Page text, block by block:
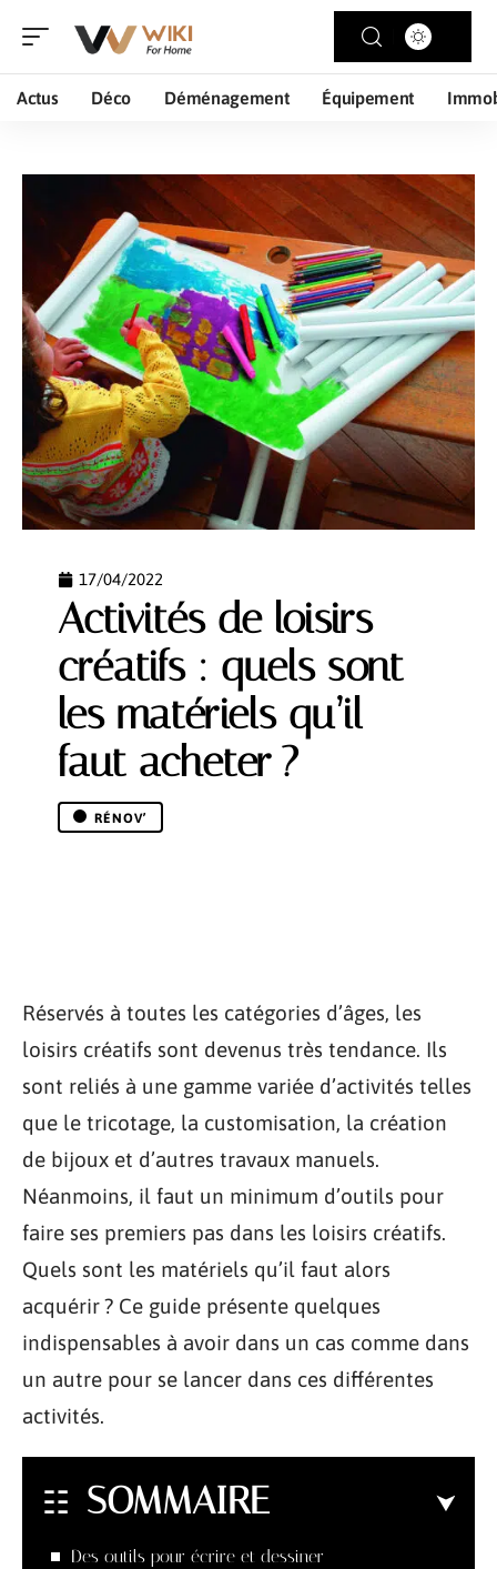
Actus Déco Déménagement Équipement
17/04/2022
Activités de loisirs
créatifs : quels sont
les matériels qu’il
faut acheter ?
RÉNOV’
Réservés à toutes les catégories d’âges, les
loisirs créatifs sont devenus très tendance. Ils
sont reliés à une gamme variée d’activités telles
que le tricotage, la customisation, la création
de bijoux et d’autres travaux manuels.
Néanmoins, il faut un minimum d’outils pour
faire ses premiers pas dans les loisirs créatifs.
Quels sont les matériels qu’il faut alors
acquérir ? Ce guide présente quelques
indispensables à avoir dans un cas comme dans
un autre pour se lancer dans ces différentes
activités.
SOMMAIRE
Des outils pour écrire et dessiner